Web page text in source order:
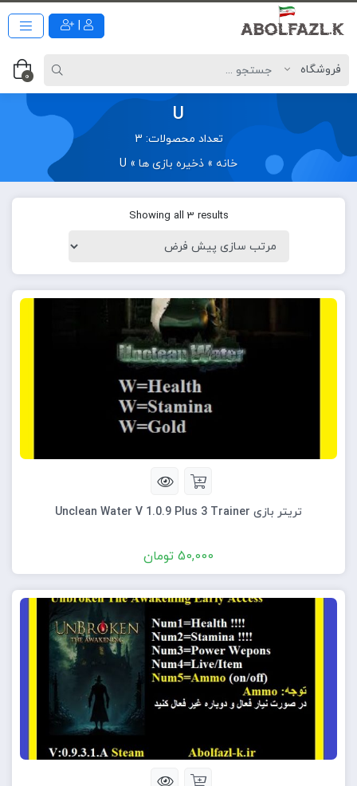
0
U
تعداد محصولات: 3
خانه » ذخیره بازی ها »
U
Showing all 3 results
تریتر بازی Unclean Water V 1.0.9 Plus 3 Trainer
50,000 تومان